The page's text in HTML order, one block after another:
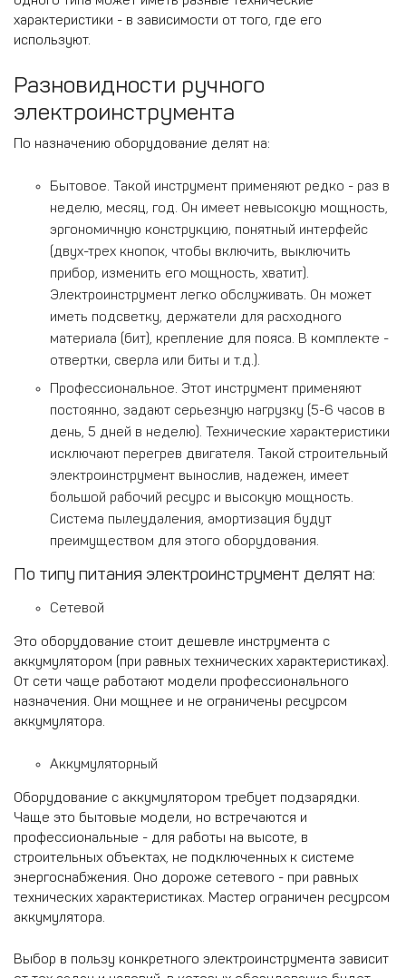
характеристики - в зависимости от того, где его
используют.
Разновидности ручного
электроинструмента
По назначению оборудование делят на:
Бытовое. Такой инструмент применяют редко - раз в
неделю, месяц, год. Он имеет невысокую мощность,
эргономичную конструкцию, понятный интерфейс
(двух-трех кнопок, чтобы включить, выключить
прибор, изменить его мощность, хватит).
Электроинструмент легко обслуживать. Он может
иметь подсветку, держатели для расходного
материала (бит), крепление для пояса. В комплекте -
отвертки, сверла или биты и т.д.).
Профессиональное. Этот инструмент применяют
постоянно, задают серьезную нагрузку (5-6 часов в
день, 5 дней в неделю). Технические характеристики
исключают перегрев двигателя. Такой строительный
электроинструмент вынослив, надежен, имеет
большой рабочий ресурс и высокую мощность.
Система пылеудаления, амортизация будут
преимуществом для этого оборудования.
По типу питания электроинструмент делят на:
Сетевой
Это оборудование стоит дешевле инструмента с
аккумулятором (при равных технических характеристиках).
От сети чаще работают модели профессионального
назначения. Они мощнее и не ограничены ресурсом
аккумулятора.
Аккумуляторный
Оборудование с аккумулятором требует подзарядки.
Чаще это бытовые модели, но встречаются и
профессиональные - для работы на высоте, в
строительных объектах, не подключенных к системе
энергоснабжения. Оно дороже сетевого - при равных
технических характеристиках. Мастер ограничен ресурсом
аккумулятора.
Выбор в пользу конкретного электроинструмента зависит